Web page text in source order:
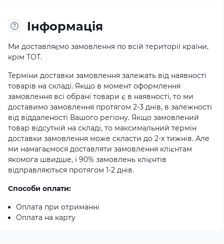
Iнформація
Ми доставляємо замовлення по всій території країни,
крім ТОТ.
Терміни доставки замовлення залежать від наявності
товарів на складі. Якщо в момент оформлення
замовлення всі обрані товари є в наявності, то ми
доставимо замовлення протягом 2-3 днів, в залежності
від віддаленості Вашого регіону. Якщо замовлений
товар відсутній на складі, то максимальний термін
доставки замовлення може скласти до 2-х тижнів. Але
ми намагаємося доставляти замовлення клієнтам
якомога швидше, і 90% замовлень клієнтів
відправляються протягом 1-2 днів.
Способи оплати:
Оплата при отриманні
Оплата на карту